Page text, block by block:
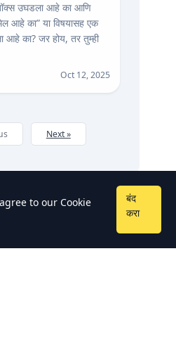
उघडला आहे का आणि
आहे का” या विषयासह एक
आहे का? जर होय, तर तुम्ही
Oct 12, 2025
Next »
to our Cookie
बंद
करा